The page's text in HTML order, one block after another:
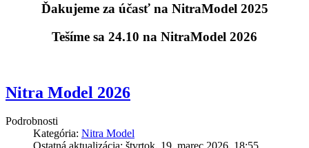
Ďakujeme za účasť na NitraModel 2025
Tešíme sa 24.10 na NitraModel 2026
Nitra Model 2026
Podrobnosti
Kategória: Nitra Model